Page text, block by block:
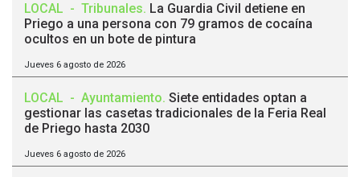
LOCAL - Tribunales. La Guardia Civil detiene en
Priego a una persona con 79 gramos de cocaína
ocultos en un bote de pintura
Jueves 6 agosto de 2026
LOCAL - Ayuntamiento. Siete entidades optan a
gestionar las casetas tradicionales de la Feria Real
de Priego hasta 2030
Jueves 6 agosto de 2026